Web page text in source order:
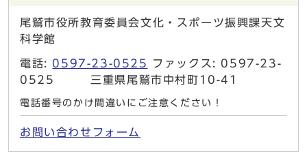
尾鷲市役所教育委員会文化・スポーツ振興課天文
科学館
電話: 0597-23-0525
ファックス: 0597-23-
0525 三重県尾鷲市中村町10-41
電話番号のかけ間違いにご注意ください！
お問い合わせフォーム